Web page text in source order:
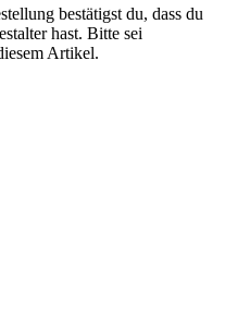
bestätigst du, dass du
hast. Bitte sei
Artikel.